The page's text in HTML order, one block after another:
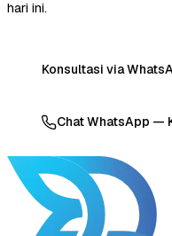
hari ini.
Konsultasi via
Chat WhatsApp —